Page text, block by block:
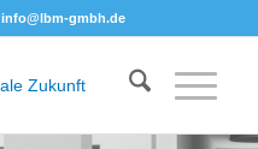
info@lbm-gmbh.de